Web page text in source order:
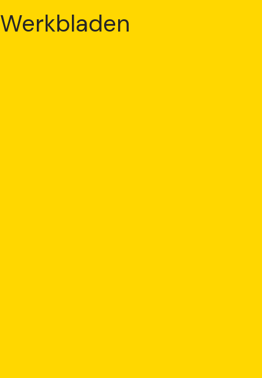
Werkbladen